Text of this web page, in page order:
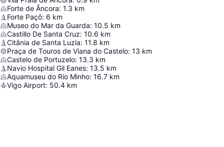
Forte de Âncora: 1.3 km
Forte Paçô: 6 km
Museo do Mar da Guarda: 10.5 km
Castillo De Santa Cruz: 10.6 km
Citânia de Santa Luzia: 11.8 km
Praça de Touros de Viana do Castelo: 13 km
Castelo de Portuzelo: 13.3 km
Navio Hospital Gil Eanes: 13.5 km
Aquamuseu do Rio Minho: 16.7 km
Vigo Airport: 50.4 km